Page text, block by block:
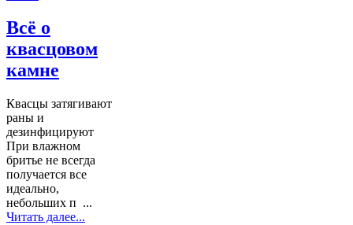
Всё о
квасцовом
камне
Квасцы затягивают
раны и
дезинфицируют
При влажном
бритье не всегда
получается все
идеально,
небольших п ...
Читать далее...